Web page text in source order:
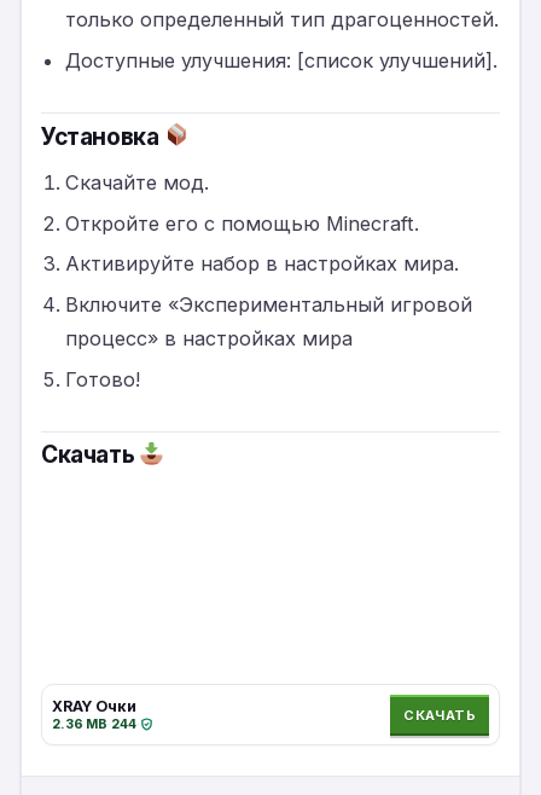
только определенный тип драгоценностей.
Доступные улучшения: [список улучшений].
Установка
Скачайте мод.
Откройте его с помощью Minecraft.
Активируйте набор в настройках мира.
Включите «Экспериментальный игровой
процесс» в настройках мира
Готово!
Скачать
XRAY Очки
2.36 MB·244·
СКАЧАТЬ